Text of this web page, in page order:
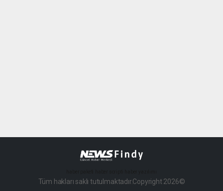
Tüm hakları saklı tutulmaktadır.Copyright 2026©